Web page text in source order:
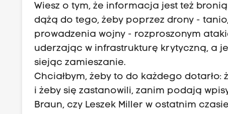
Wiesz o tym, że informacja jest też
dążą do tego, żeby poprzez drony -
prowadzenia wojny - rozproszonym
uderzając w infrastrukturę krytyczną, a
siejąc zamieszanie.
Chciałbym, żeby to do każdego
i żeby się zastanowili, zanim podają
Braun, czy Leszek Miller w ostatnim